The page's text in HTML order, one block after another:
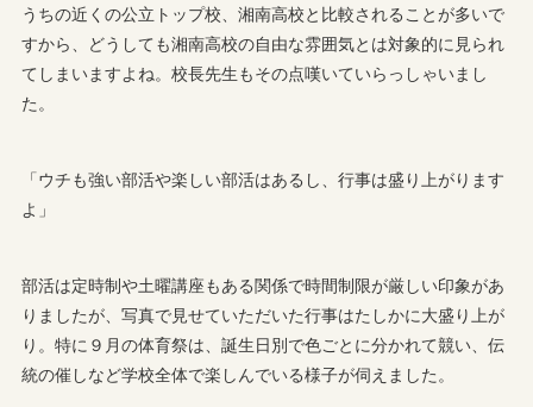
うちの近くの公立トップ校、湘南高校と比較されることが多いで
すから、どうしても湘南高校の自由な雰囲気とは対象的に見られ
てしまいますよね。校長先生もその点嘆いていらっしゃいまし
た。
「ウチも強い部活や楽しい部活はあるし、行事は盛り上がります
よ」
部活は定時制や土曜講座もある関係で時間制限が厳しい印象があ
りましたが、写真で見せていただいた行事はたしかに大盛り上が
り。特に９月の体育祭は、誕生日別で色ごとに分かれて競い、伝
統の催しなど学校全体で楽しんでいる様子が伺えました。